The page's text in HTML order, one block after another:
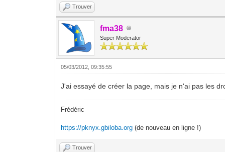
Trouver
fma38
Super Moderator
05/03/2012, 09:35:55
J'ai essayé de créer la page, mais je n'ai pas les
Frédéric
https://pknyx.gbiloba.org (de nouveau en ligne !)
Trouver